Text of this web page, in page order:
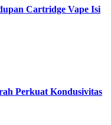
Cartridge Vape Isi
Perkuat Kondusivitas